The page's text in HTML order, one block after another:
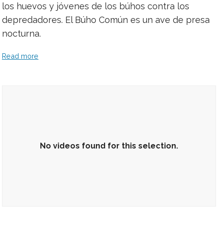
los huevos y jóvenes de los búhos contra los
depredadores. El Búho Común es un ave de presa
nocturna.
Read more
No videos found for this selection.